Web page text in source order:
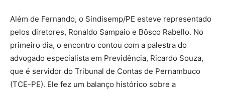
Além de Fernando, o Sindisemp/PE esteve representado
pelos diretores, Ronaldo Sampaio e Bôsco Rabello. No
primeiro dia, o encontro contou com a palestra do
advogado especialista em Previdência, Ricardo Souza,
que é servidor do Tribunal de Contas de Pernambuco
(TCE-PE). Ele fez um balanço histórico sobre a